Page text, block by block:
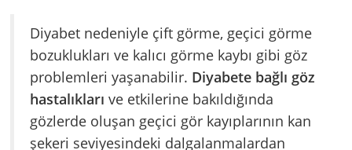
Diyabet nedeniyle çift görme, geçici görme
bozuklukları ve kalıcı görme kaybı gibi göz
problemleri yaşanabilir. Diyabete bağlı göz
hastalıkları ve etkilerine bakıldığında
gözlerde oluşan geçici gör kayıplarının kan
şekeri seviyesindeki dalgalanmalardan